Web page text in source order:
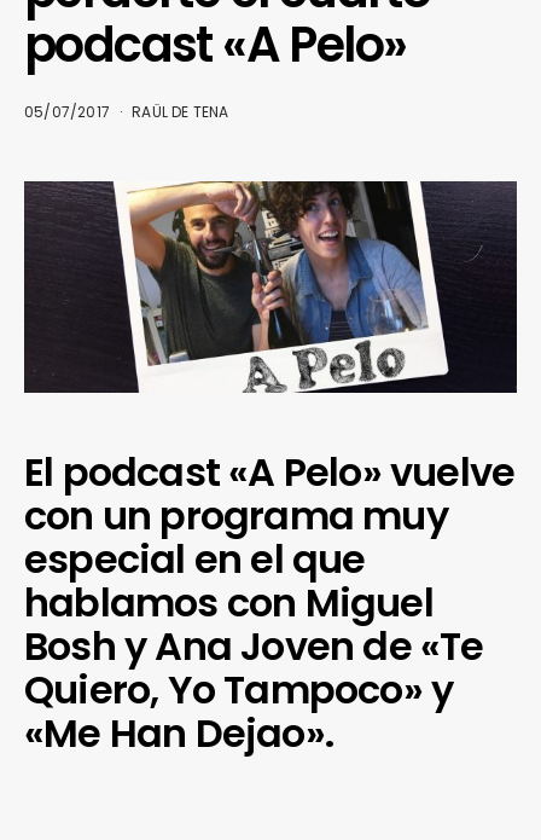
podcast «A Pelo»
05/07/2017 RAÜL DE TENA
El podcast «A Pelo» vuelve
con un programa muy
especial en el que
hablamos con Miguel
Bosh y Ana Joven de «Te
Quiero, Yo Tampoco» y
«Me Han Dejao».